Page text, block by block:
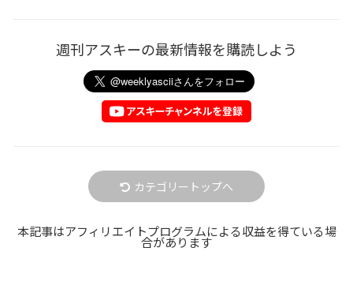
週刊アスキーの最新情報を購読しよう
カテゴリートップへ
本記事はアフィリエイトプログラムによる収益を得ている場
合があります